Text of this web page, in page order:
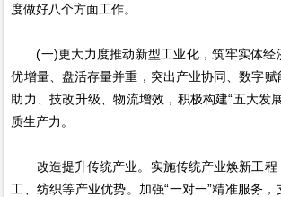
度做好八个方面工作。
(一)更大力度推动新型工业化，筑牢实体经
优增量、盘活存量并重，突出产业协同、数字
助力、技改升级、物流增效，积极构建“五大发
质生产力。
改造提升传统产业。实施传统产业焕新工程
工、纺织等产业优势。加强“一对一”精准服务